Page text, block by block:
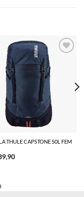
THULE CAPSTONE 50L FEM